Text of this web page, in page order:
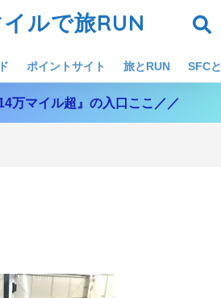
ルで旅RUN
ポイントサイト 旅とRUN SFC
万マイル超』の入口ここ／／